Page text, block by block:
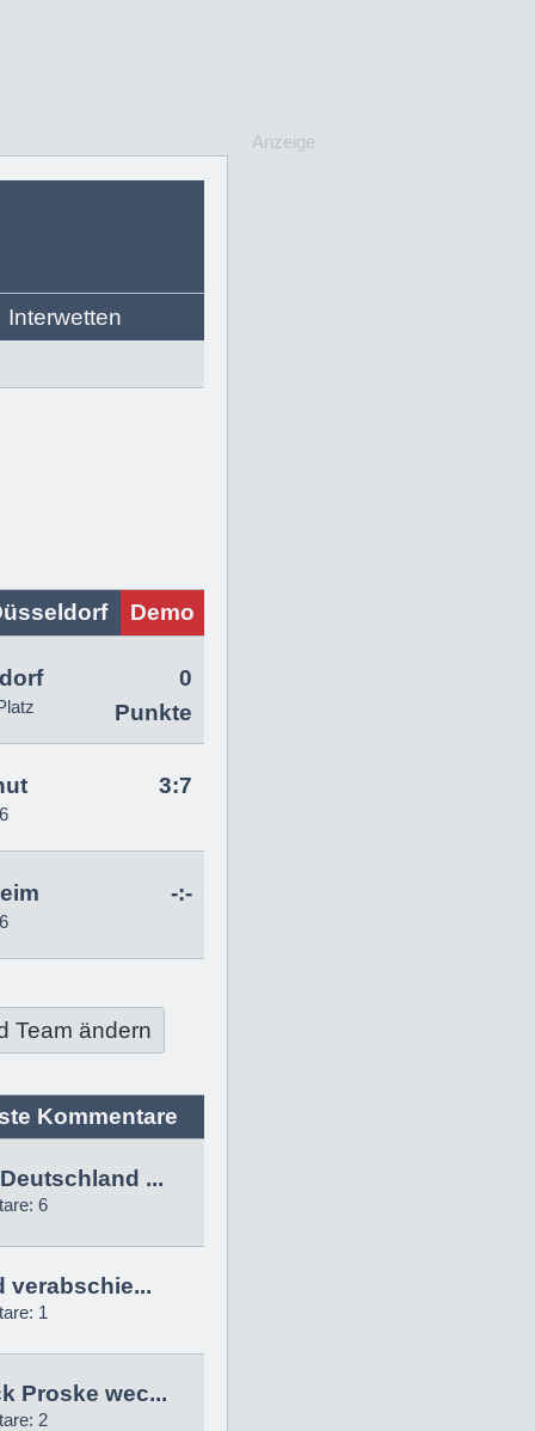
Interwetten
Anzeige
Demo
0
Punkte
3:7
-:-
Team ändern
Kommentare
...
6
verabschie...
1
Proske wec...
2